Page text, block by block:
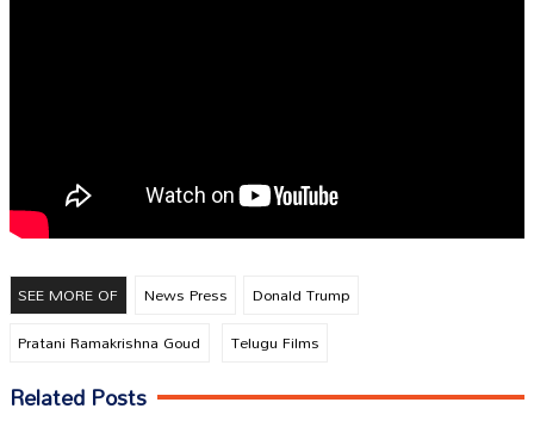
SEE MORE OF News Press
Donald Trump
Pratani Ramakrishna Goud
Telugu Films
Related Posts